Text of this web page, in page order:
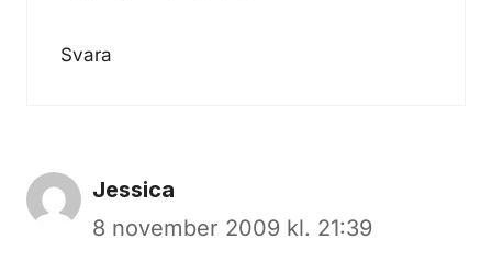
Svara
Jessica
8 november 2009 kl. 21:39